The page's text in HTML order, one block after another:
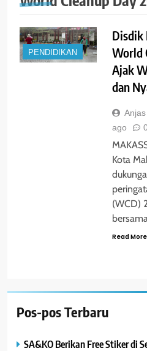
PENDIDIKAN
Disdik
World
Ajak
dan
Anjas
ago
Kota
(WCD)
Read More
Pos-pos Terbaru
SA&KO Berikan Free Stiker di